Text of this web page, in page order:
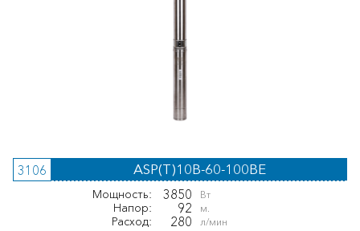
3106 ASP(T)10B-60-100BE
Мощность: 3850 Вт
Напор: 92 м.
Расход: 280 л/мин